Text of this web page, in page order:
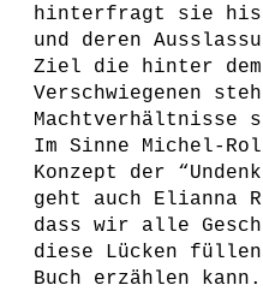
hinterfragt sie
und deren
Ziel die hinter dem
Verschwiegenen
Machtverhältnisse
Im Sinne Michel-
Konzept der
geht auch Elianna
dass wir alle
diese Lücken
Buch erzählen